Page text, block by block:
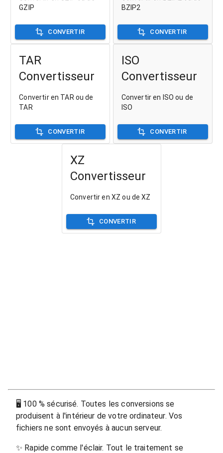
GZIP
CONVERTIR
BZIP2
CONVERTIR
TAR
Convertisseur
Convertir en TAR ou de
TAR
CONVERTIR
ISO
Convertisseur
Convertir en ISO ou de
ISO
CONVERTIR
XZ
Convertisseur
Convertir en XZ ou de XZ
CONVERTIR
🖥 100 % sécurisé. Toutes les conversions se
produisent à l'intérieur de votre ordinateur. Vos
fichiers ne sont envoyés à aucun serveur.
✨ Rapide comme l'éclair. Tout le traitement se